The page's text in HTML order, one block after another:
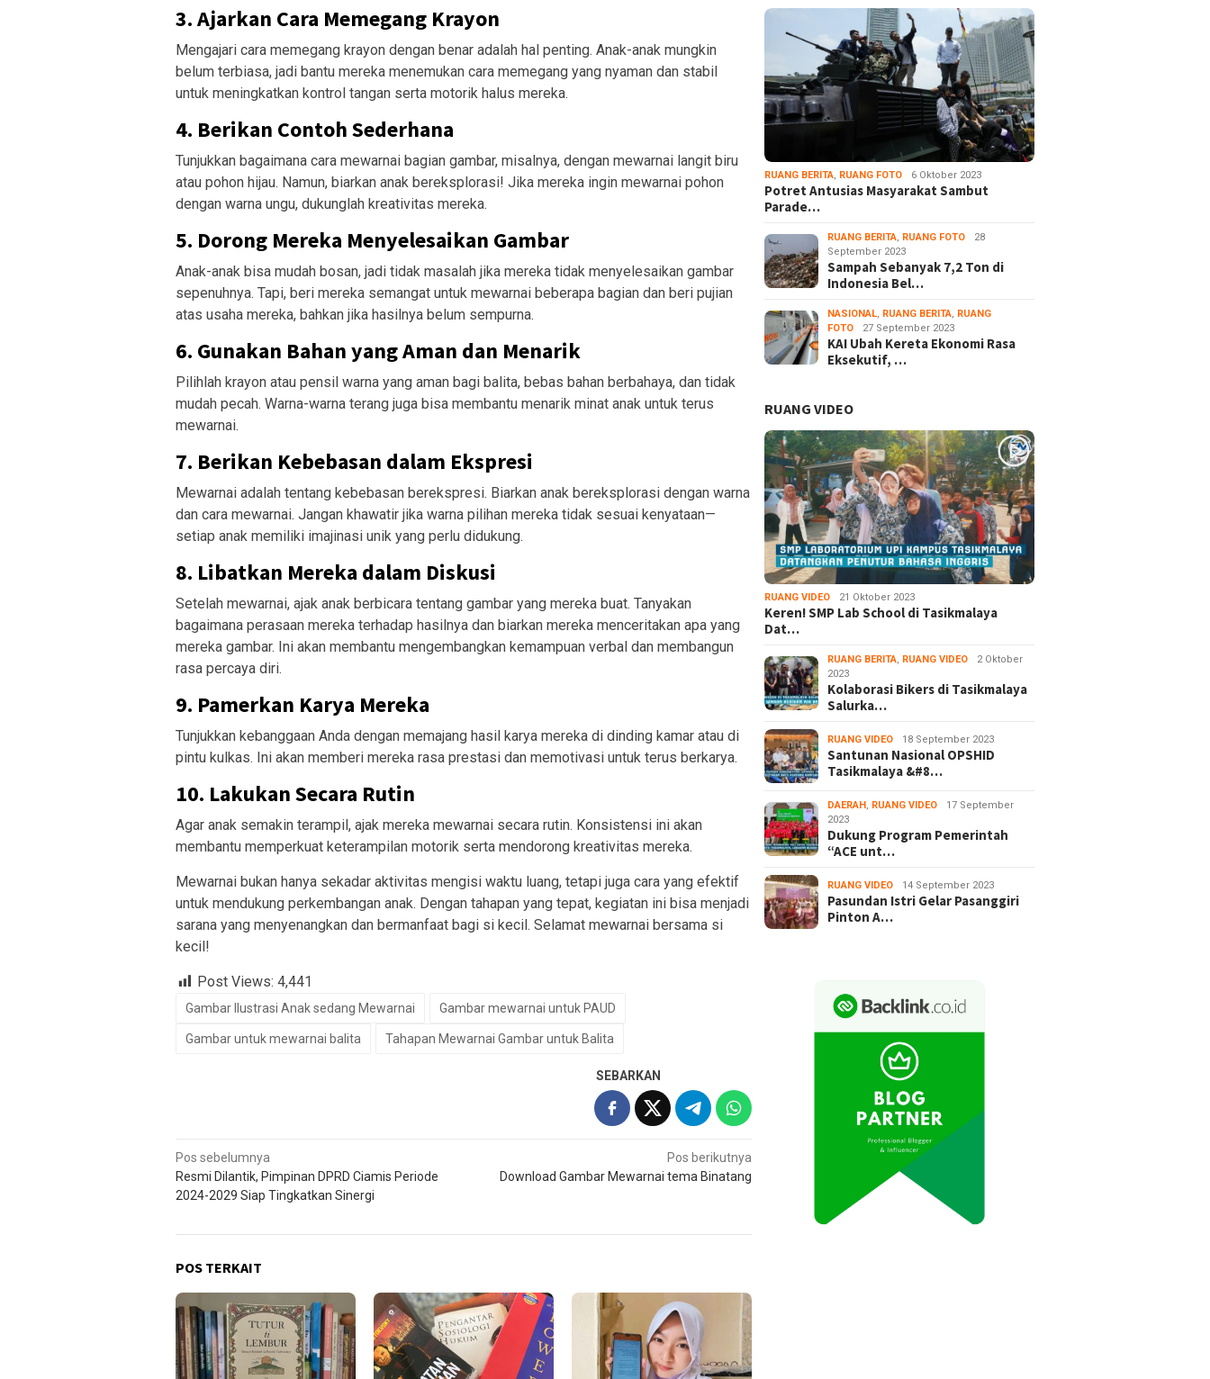
3. Ajarkan Cara Memegang Krayon
Mengajari cara memegang krayon dengan benar adalah hal penting. Anak-anak mungkin
belum terbiasa, jadi bantu mereka menemukan cara memegang yang nyaman dan stabil
untuk meningkatkan kontrol tangan serta motorik halus mereka.
4. Berikan Contoh Sederhana
Tunjukkan bagaimana cara mewarnai bagian gambar, misalnya, dengan mewarnai langit biru
atau pohon hijau. Namun, biarkan anak bereksplorasi! Jika mereka ingin mewarnai pohon
dengan warna ungu, dukunglah kreativitas mereka.
5. Dorong Mereka Menyelesaikan Gambar
Anak-anak bisa mudah bosan, jadi tidak masalah jika mereka tidak menyelesaikan gambar
sepenuhnya. Tapi, beri mereka semangat untuk mewarnai beberapa bagian dan beri pujian
atas usaha mereka, bahkan jika hasilnya belum sempurna.
6. Gunakan Bahan yang Aman dan Menarik
Pilihlah krayon atau pensil warna yang aman bagi balita, bebas bahan berbahaya, dan tidak
mudah pecah. Warna-warna terang juga bisa membantu menarik minat anak untuk terus
mewarnai.
7. Berikan Kebebasan dalam Ekspresi
Mewarnai adalah tentang kebebasan berekspresi. Biarkan anak bereksplorasi dengan warna
dan cara mewarnai. Jangan khawatir jika warna pilihan mereka tidak sesuai kenyataan—
setiap anak memiliki imajinasi unik yang perlu didukung.
8. Libatkan Mereka dalam Diskusi
Setelah mewarnai, ajak anak berbicara tentang gambar yang mereka buat. Tanyakan
bagaimana perasaan mereka terhadap hasilnya dan biarkan mereka menceritakan apa yang
mereka gambar. Ini akan membantu mengembangkan kemampuan verbal dan membangun
rasa percaya diri.
9. Pamerkan Karya Mereka
Tunjukkan kebanggaan Anda dengan memajang hasil karya mereka di dinding kamar atau di
pintu kulkas. Ini akan memberi mereka rasa prestasi dan memotivasi untuk terus berkarya.
10. Lakukan Secara Rutin
Agar anak semakin terampil, ajak mereka mewarnai secara rutin. Konsistensi ini akan
membantu memperkuat keterampilan motorik serta mendorong kreativitas mereka.
Mewarnai bukan hanya sekadar aktivitas mengisi waktu luang, tetapi juga cara yang efektif
untuk mendukung perkembangan anak. Dengan tahapan yang tepat, kegiatan ini bisa menjadi
sarana yang menyenangkan dan bermanfaat bagi si kecil. Selamat mewarnai bersama si
kecil!
Post Views: 4,441
Gambar Ilustrasi Anak sedang Mewarnai Gambar mewarnai untuk PAUD
Gambar untuk mewarnai balita Tahapan Mewarnai Gambar untuk Balita
SEBARKAN
Navigasi
pos
Pos sebelumnya
Resmi Dilantik, Pimpinan DPRD Ciamis Periode
2024-2029 Siap Tingkatkan Sinergi
Pos berikutnya
Download Gambar Mewarnai tema Binatang
POS TERKAIT
RUANG BERITA, RUANG FOTO 6 Oktober 2023
Potret Antusias Masyarakat Sambut
Parade…
RUANG BERITA, RUANG FOTO
28
September 2023
Sampah Sebanyak 7,2 Ton di
Indonesia Bel…
NASIONAL, RUANG BERITA, RUANG
FOTO
27 September 2023
KAI Ubah Kereta Ekonomi Rasa
Eksekutif, …
RUANG VIDEO
RUANG VIDEO 21 Oktober 2023
Keren! SMP Lab School di Tasikmalaya
Dat…
RUANG BERITA, RUANG VIDEO
2 Oktober
2023
Kolaborasi Bikers di Tasikmalaya
Salurka…
RUANG VIDEO 18 September 2023
Santunan Nasional OPSHID
Tasikmalaya &#8…
DAERAH , RUANG VIDEO
17 September
2023
Dukung Program Pemerintah
“ACE unt…
RUANG VIDEO 14 September 2023
Pasundan Istri Gelar Pasanggiri
Pinton A…